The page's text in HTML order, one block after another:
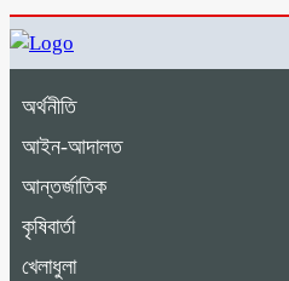
অর্থনীতি
আইন-আদালত
আন্তর্জাতিক
কৃষিবার্তা
খেলাধুলা